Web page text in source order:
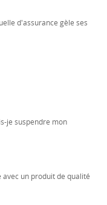
d'assurance gèle ses
je suspendre mon
avec un produit de qualité